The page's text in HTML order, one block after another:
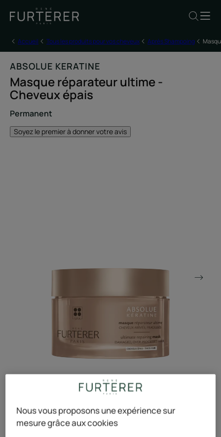
Accueil Tous les produits pour vos cheveux Après Shampoing
ABSOLUE KERATINE
Masque réparateur ultime -
Cheveux épais
Permanent
Soyez le premier à donner votre avis
Le masque à la Kératine Végétale ultra-concentré pour
Nous vous proposons une expérience sur
mesure grâce aux cookies